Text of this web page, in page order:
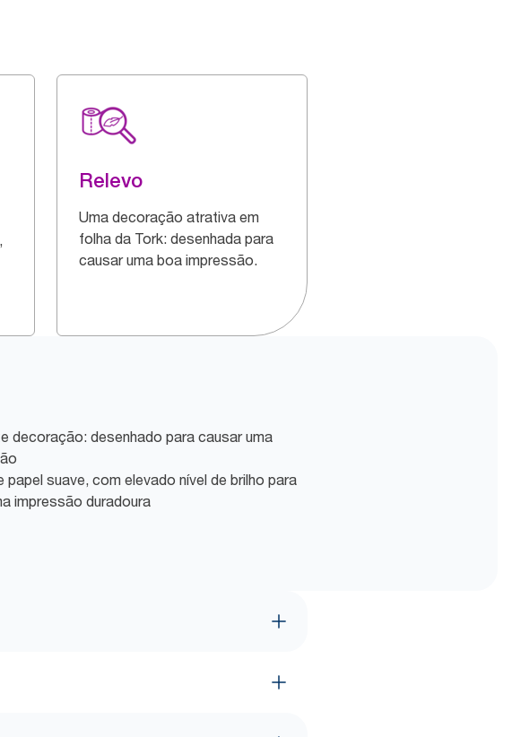
Relevo
Uma decoração atrativa em
folha da Tork: desenhada para
causar uma boa impressão.
decoração: desenhado para causar uma
papel suave, com elevado nível de brilho para
impressão duradoura